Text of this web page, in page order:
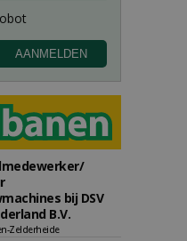
bij DSV
B.V.
Zelderheide